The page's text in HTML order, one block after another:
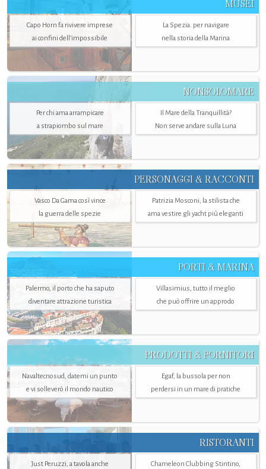
MUSEI
Capo Horn fa rivivere imprese
ai confini dell’impossibile
La Spezia. per navigare
nella storia della Marina
NONSOLOMARE
Per chi ama arrampicare
a strapiombo sul mare
Il Mare della Tranquillità?
Non serve andare sulla Luna
PERSONAGGI & RACCONTI
Vasco Da Gama così vince
la guerra delle spezie
Patrizia Mosconi, la stilista che
ama vestire gli yacht più eleganti
PORTI & MARINA
Palermo, il porto che ha saputo
diventare attrazione turistica
Villasimius, tutto il meglio
che può offrire un approdo
PRODOTTI & FORNITORI
Navaltecnosud, datemi un punto
e vi solleverò il mondo nautico
Egaf, la bussola per non
perdersi in un mare di pratiche
RISTORANTI
Just Peruzzi, a tavola anche Chameleon Clubbing Stintino,